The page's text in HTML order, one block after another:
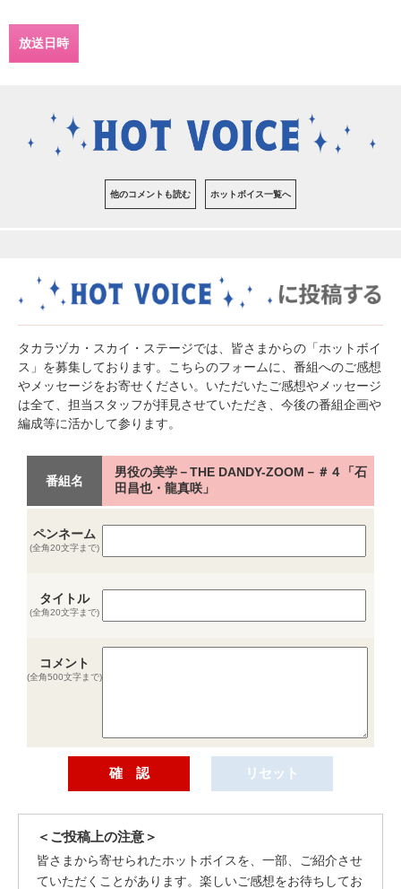
放送日時
他のコメントも読む ホットボイス一覧へ
タカラヅカ・スカイ・ステージでは、皆さまからの「ホットボイ
ス」を募集しております。こちらのフォームに、番組へのご感想
やメッセージをお寄せください。いただいたご感想やメッセージ
は全て、担当スタッフが拝見させていただき、今後の番組企画や
編成等に活かして参ります。
番組名
男役の美学－THE DANDY-ZOOM－＃４「石
田昌也・龍真咲」
ペンネーム
(全角20文字まで)
タイトル
(全角20文字まで)
コメント
(全角500文字まで)
＜ご投稿上の注意＞
皆さまから寄せられたホットボイスを、一部、ご紹介させ
ていただくことがあります。楽しいご感想をお待ちしてお